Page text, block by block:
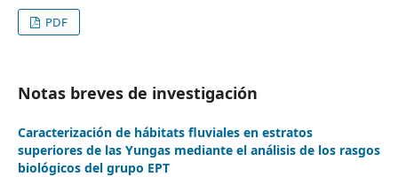
PDF
Notas breves de investigación
Caracterización de hábitats fluviales en estratos
superiores de las Yungas mediante el análisis de los rasgos
biológicos del grupo EPT